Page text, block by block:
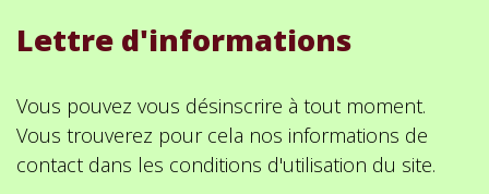
Lettre d'informations
Vous pouvez vous désinscrire à tout moment.
Vous trouverez pour cela nos informations de
contact dans les conditions d'utilisation du site.